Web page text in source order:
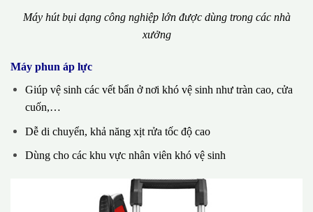
Máy hút bụi dạng công nghiệp lớn được dùng trong các nhà
xưởng
Máy phun áp lực
Giúp vệ sinh các vết bẩn ở nơi khó vệ sinh như tràn cao, cửa
cuốn,…
Dễ di chuyển, khả năng xịt rửa tốc độ cao
Dùng cho các khu vực nhân viên khó vệ sinh